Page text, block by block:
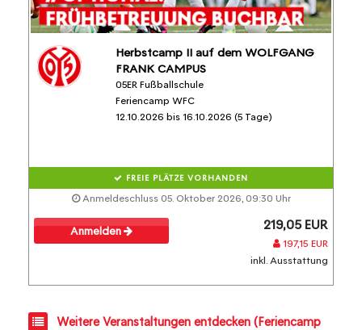
Herbstcamp II auf dem WOLFGANG
FRANK CAMPUS
05ER Fußballschule
Feriencamp WFC
12.10.2026 bis 16.10.2026 (5 Tage)
FREIE PLÄTZE VORHANDEN
Anmeldeschluss 05. Oktober 2026, 09:30 Uhr
Anmelden 219,05 EUR
197,15 EUR
inkl. Ausstattung
Weitere Veranstaltungen entdecken (Feriencamp